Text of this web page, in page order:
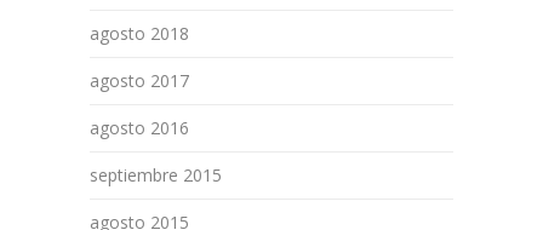
agosto 2018
agosto 2017
agosto 2016
septiembre 2015
agosto 2015